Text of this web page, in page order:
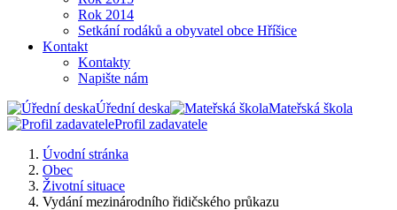
Rok 2014
Setkání rodáků a obyvatel obce Hříšice
Kontakt
Kontakty
Napište nám
Úřední deska
Mateřská škola
Profil zadavatele
Úvodní stránka
Obec
Životní situace
Vydání mezinárodního řidičského průkazu